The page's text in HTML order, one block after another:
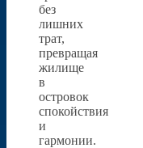
без
лишних
трат,
превращая
жилище
в
островок
спокойствия
и
гармонии.